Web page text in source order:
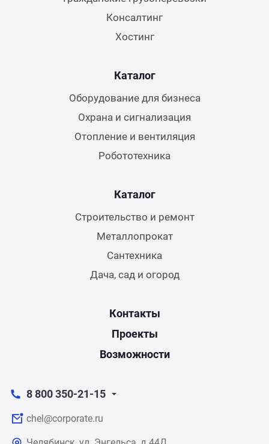
Консалтинг
Хостинг
Каталог
Оборудование для бизнеса
Охрана и сигнализация
Отопление и вентиляция
Робототехника
Каталог
Строительство и ремонт
Металлопрокат
Сантехника
Дача, сад и огород
Контакты
Проекты
Возможности
8 800 350-21-15
chel@corporate.ru